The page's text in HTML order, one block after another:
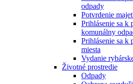
odpady
Potvrdenie
Prihlásenie sa k
komunálny
Prihlásenie sa k
miesta
Vydanie
Životné prostredie
Odpady